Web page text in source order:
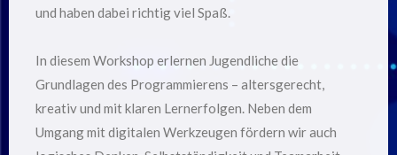
und haben dabei richtig viel Spaß.
In diesem Workshop erlernen Jugendliche die
Grundlagen des Programmierens – altersgerecht,
kreativ und mit klaren Lernerfolgen. Neben dem
Umgang mit digitalen Werkzeugen fördern wir auch